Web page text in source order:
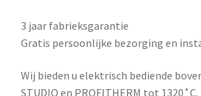
3 jaar fabrieksgarantie
Gratis persoonlijke bezorging en
Wij bieden u elektrisch bediende
STUDIO en PROFITHERM tot 1320˚C.